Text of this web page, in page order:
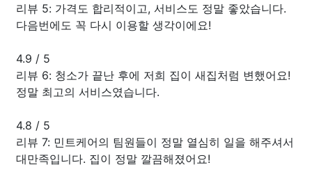
리뷰 5: 가격도 합리적이고, 서비스도 정말 좋았습니다.
다음번에도 꼭 다시 이용할 생각이에요!
4.9 / 5
리뷰 6: 청소가 끝난 후에 저희 집이 새집처럼 변했어요!
정말 최고의 서비스였습니다.
4.8 / 5
리뷰 7: 민트케어의 팀원들이 정말 열심히 일을 해주셔서
대만족입니다. 집이 정말 깔끔해졌어요!